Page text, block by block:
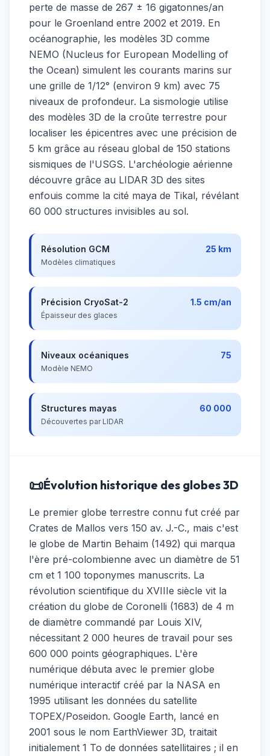
perte de masse de 267 ± 16 gigatonnes/an
pour le Groenland entre 2002 et 2019. En
océanographie, les modèles 3D comme
NEMO (Nucleus for European Modelling of
the Ocean) simulent les courants marins sur
une grille de 1/12° (environ 9 km) avec 75
niveaux de profondeur. La sismologie utilise
des modèles 3D de la croûte terrestre pour
localiser les épicentres avec une précision de
5 km grâce au réseau global de 150 stations
sismiques de l'USGS. L'archéologie aérienne
découvre grâce au LIDAR 3D des sites
enfouis comme la cité maya de Tikal, révélant
60 000 structures invisibles au sol.
Résolution GCM 25 km
Modèles climatiques
Précision CryoSat-2 1.5 cm/an
Épaisseur des glaces
Niveaux océaniques 75
Modèle NEMO
Structures mayas 60 000
Découvertes par LIDAR
📜Évolution historique des globes 3D
Le premier globe terrestre connu fut créé par
Crates de Mallos vers 150 av. J.-C., mais c'est
le globe de Martin Behaim (1492) qui marqua
l'ère pré-colombienne avec un diamètre de 51
cm et 1 100 toponymes manuscrits. La
révolution scientifique du XVIIIe siècle vit la
création du globe de Coronelli (1683) de 4 m
de diamètre commandé par Louis XIV,
nécessitant 2 000 heures de travail pour ses
600 000 points géographiques. L'ère
numérique débuta avec le premier globe
numérique interactif créé par la NASA en
1995 utilisant les données du satellite
TOPEX/Poseidon. Google Earth, lancé en
2001 sous le nom EarthViewer 3D, traitait
initialement 1 To de données satellitaires ; il en